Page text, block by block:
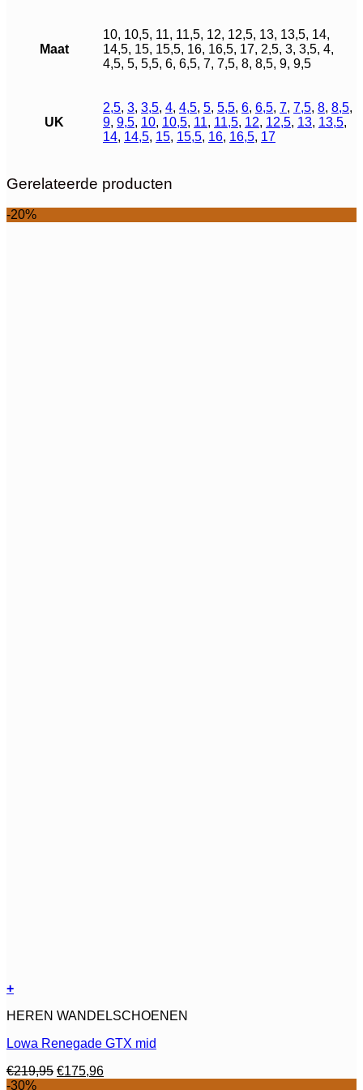
Maat
10, 10,5, 11, 11,5, 12, 12,5, 13, 13,5, 14,
14,5, 15, 15,5, 16, 16,5, 17, 2,5, 3, 3,5, 4,
4,5, 5, 5,5, 6, 6,5, 7, 7,5, 8, 8,5, 9, 9,5
UK
2,5, 3, 3,5, 4, 4,5, 5, 5,5, 6, 6,5, 7, 7,5, 8, 8,5,
9, 9,5, 10, 10,5, 11, 11,5, 12, 12,5, 13, 13,5,
14, 14,5, 15, 15,5, 16, 16,5, 17
Gerelateerde producten
-20%
+
product
meerdere
Deze
HEREN WANDELSCHOENEN
Lowa Renegade GTX mid
€219,95 Oorspronkelijke
€175,96Huidige
-30%